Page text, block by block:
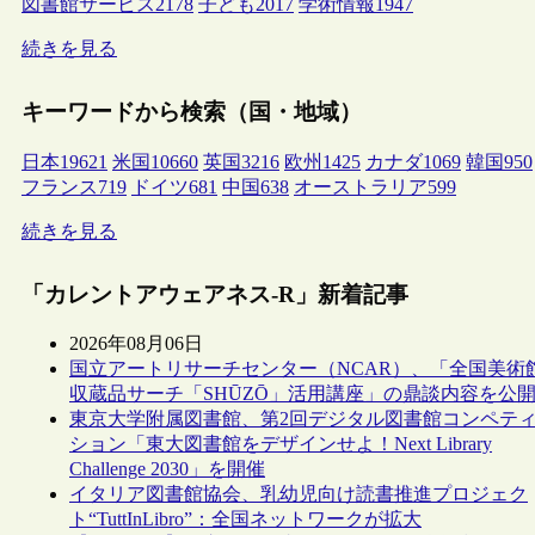
図書館サービス2178 子ども2017 学術情報1947
続きを見る
キーワードから検索（国・地域）
日本19621 米国 10660 英国3216 欧州 1425 カナダ1069 韓国950
フランス719 ドイツ681 中国638 オーストラリア599
続きを見る
「カレントアウェアネス-R」新着記事
2026年08月06日
国立アートリサーチセンター（NCAR）、「全国美術
収蔵品サーチ「SHŪZŌ」活用講座」の鼎談内容を公開
東京大学附属図書館、第2回デジタル図書館コンペティ
ション「東大図書館をデザインせよ！Next Library
Challenge 2030」を開催
イタリア図書館協会、乳幼児向け読書推進プロジェク
ト“TuttInLibro”：全国ネットワークが拡大